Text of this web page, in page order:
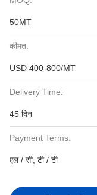
50MT
कीमत:
USD 400-800/MT
Delivery Time:
45 दिन
Payment Terms:
एल / सी, टी / टी